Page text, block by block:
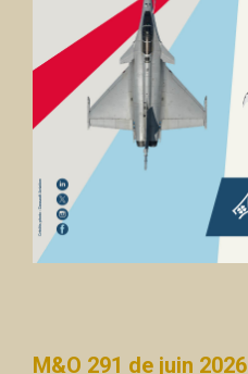
M&O 291 de juin 2026